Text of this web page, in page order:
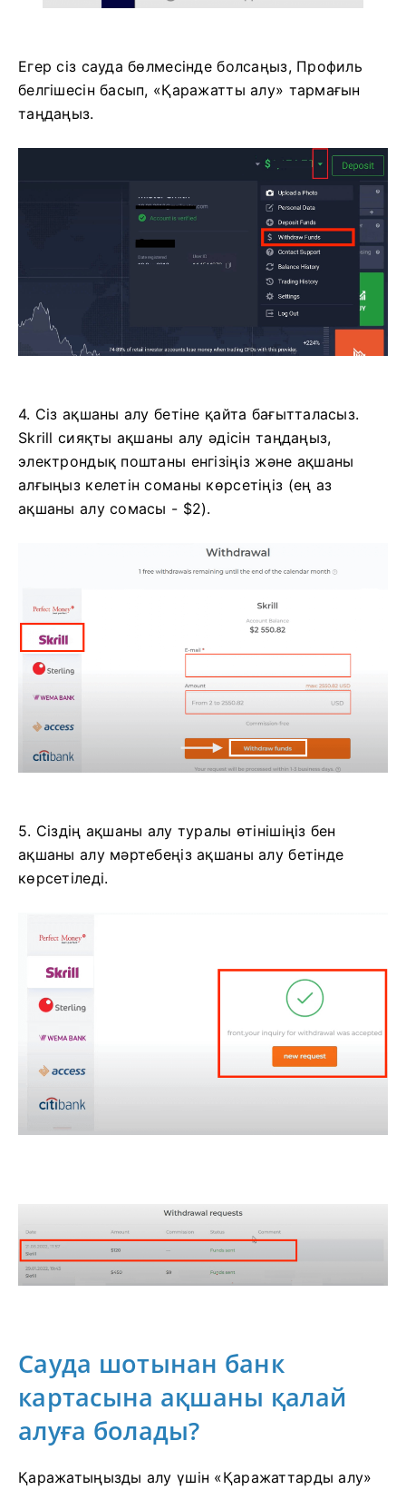
Егер сіз сауда бөлмесінде болсаңыз, Профиль
белгішесін басып, «Қаражатты алу» тармағын
таңдаңыз.
4. Сіз ақшаны алу бетіне қайта бағытталасыз.
Skrill сияқты ақшаны алу әдісін таңдаңыз,
электрондық поштаны енгізіңіз және ақшаны
алғыңыз келетін соманы көрсетіңіз (ең аз
ақшаны алу сомасы - $2).
5. Сіздің ақшаны алу туралы өтінішіңіз бен
ақшаны алу мәртебеңіз ақшаны алу бетінде
көрсетіледі.
Сауда шотынан банк
картасына ақшаны қалай
алуға болады?
Қаражатыңызды алу үшін «Қаражаттарды алу»